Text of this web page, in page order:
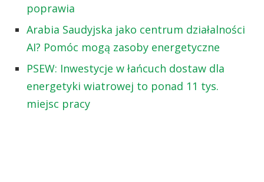
poprawia
Arabia Saudyjska jako centrum działalności
AI? Pomóc mogą zasoby energetyczne
PSEW: Inwestycje w łańcuch dostaw dla
energetyki wiatrowej to ponad 11 tys.
miejsc pracy